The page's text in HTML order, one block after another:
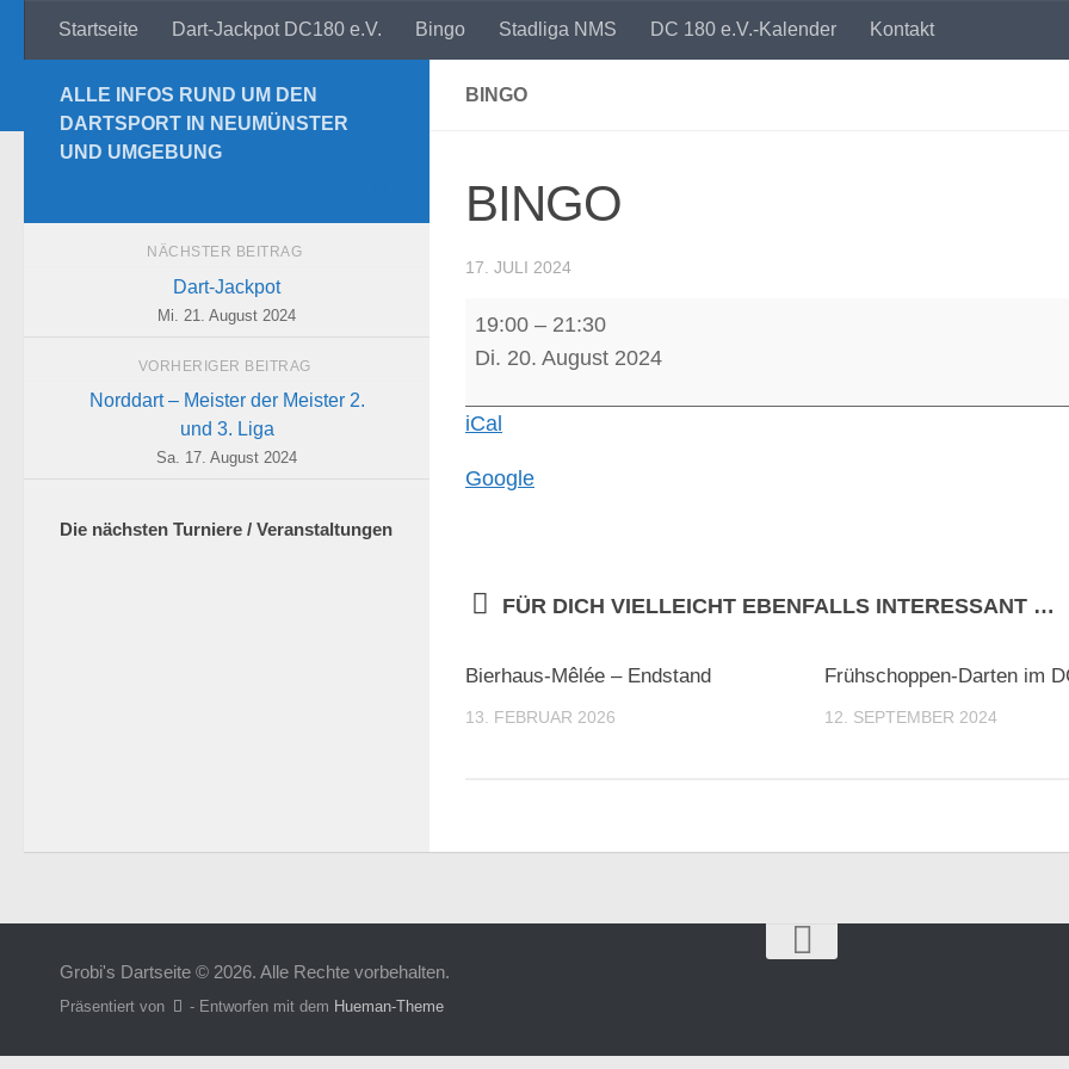
Zum Inhalt springen
Startseite Dart-Jackpot DC180 e.V. Bingo Stadliga NMS DC 180 e.V.-Kalender Kontakt
BINGO
BINGO
17. JULI 2024
BINGO
19:00 – 21:30
Di. 20. August 2024
iCal
Google
FÜR DICH VIELLEICHT EBENFALLS INTERESSANT …
Bierhaus-Mêlée – Endstand
13. FEBRUAR 2026
Frühschoppen-Darten im
12. SEPTEMBER 2024
ALLE INFOS RUND UM DEN
DARTSPORT IN NEUMÜNSTER
UND UMGEBUNG
NÄCHSTER BEITRAG
Dart-Jackpot
Mi. 21. August 2024
VORHERIGER BEITRAG
Norddart – Meister der Meister 2.
und 3. Liga
Sa. 17. August 2024
Die nächsten Turniere / Veranstaltungen
Grobi's Dartseite © 2026. Alle Rechte vorbehalten.
Präsentiert von - Entworfen mit dem Hueman-Theme